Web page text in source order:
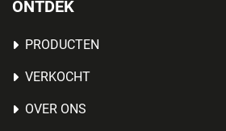
ONTDEK
PRODUCTEN
VERKOCHT
OVER ONS